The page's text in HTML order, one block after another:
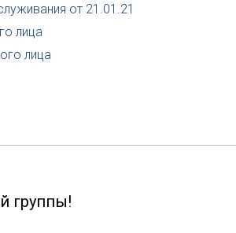
от 21.01.21
лица
лица
группы!